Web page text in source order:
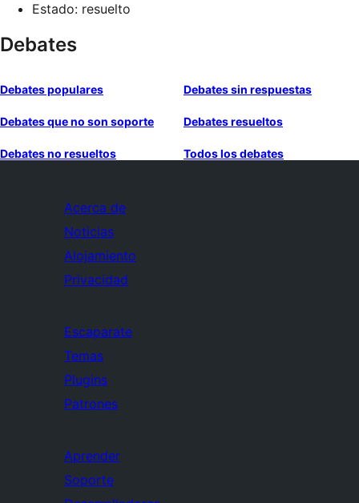
Estado: resuelto
Debates
Debates populares Debates sin respuestas
Debates que no son soporte Debates resueltos
Debates no resueltos Todos los debates
Acerca de
Noticias
Alojamiento
Privacidad
Escaparate
Temas
Plugins
Patrones
Aprender
Soporte